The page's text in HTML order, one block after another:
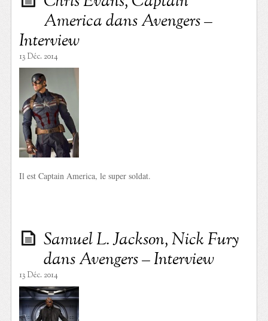
America dans Avengers –
Interview
13 Déc. 2014
Il est Captain America, le super soldat.
Samuel L. Jackson, Nick Fury
dans Avengers – Interview
13 Déc. 2014